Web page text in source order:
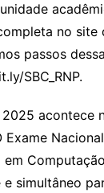
no site
passos
SBC_RNP.
2025 acontece
Exame
em
simultâneo